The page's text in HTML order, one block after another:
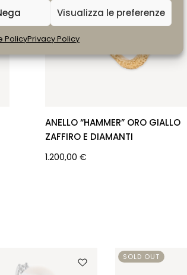
Visualizza le preferenze
PolicyPrivacy Policy
ANELLO “HAMMER” ORO GIALLO
ZAFFIRO E DIAMANTI
1.200,00 €
SOLD OUT